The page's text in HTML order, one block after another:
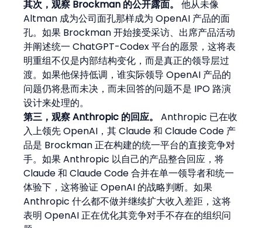
其次，观察 Brockman 的公开露面。
他从未像
Altman 成为公司面孔那样成为 OpenAI 产品的面
孔。如果 Brockman 开始接受采访、出席产品活动
并阐述统一 ChatGPT-Codex 平台的愿景，这将表
明重组不仅是内部结构变化，而是真正的领导层过
渡。如果他保持低调，谁实际领导 OpenAI 产品的
问题仍将悬而未决，而未回答的问题不是 IPO 路演
设计来处理的。
第三，观察 Anthropic 的回应。
Anthropic 已在收
入上领先 OpenAI，其 Claude 和 Claude Code 产
品是 Brockman 正在构建的统一平台的直接竞争对
手。如果 Anthropic 以自己的产品整合回应，将
Claude 和 Claude Code 合并在单一领导者和统一
体验下，这将验证 OpenAI 的战略判断。如果
Anthropic 什么都不做并继续扩大收入差距，这将
表明 OpenAI 正在优化其竞争对手不存在的组织问